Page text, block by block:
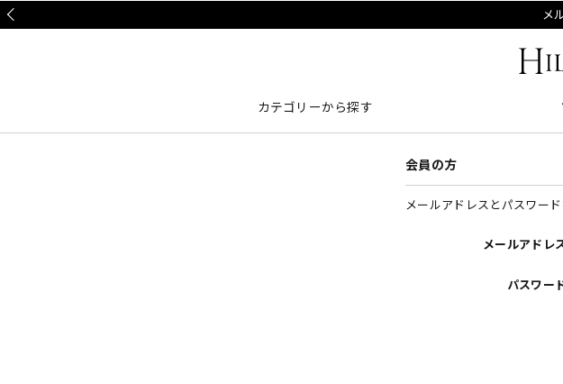
メ
カテゴリーから探す
会員の方
メールアドレスとパスワー
メールアドレ
パスワー